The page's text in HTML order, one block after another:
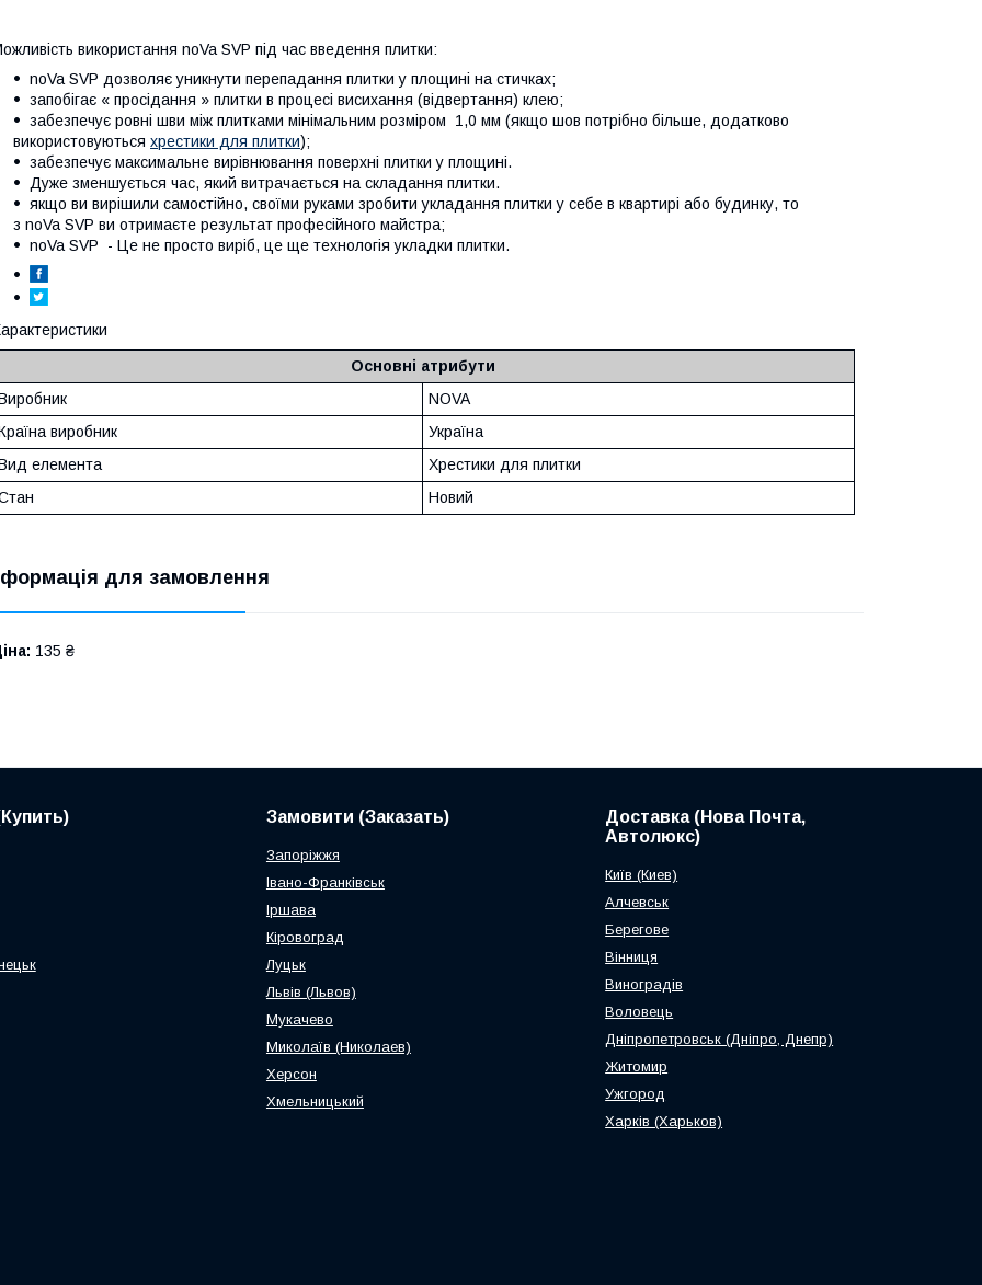
використання noVa SVP під час введення плитки:
noVa SVP дозволяє уникнути перепадання плитки у площині на стичках;
запобігає « просідання » плитки в процесі висихання (відвертання) клею;
забезпечує ровні шви між плитками мінімальним розміром 1,0 мм (якщо шов потрібно більше, додатково
використовуються хрестики для плитки);
забезпечує максимальне вирівнювання поверхні плитки у площині.
Дуже зменшується час, який витрачається на складання плитки.
якщо ви вирішили самостійно, своїми руками зробити укладання плитки у себе в квартирі або будинку, то
з noVa SVP ви отримаєте результат професійного майстра;
noVa SVP - Це не просто виріб, це ще технологія укладки плитки.
Основні атрибути
NOVA
виробник
Україна
елемента
Хрестики для плитки
Новий
для замовлення
135 ₴
Замовити (Заказать)
Запоріжжя
Івано-Франківськ
Іршава
Кіровоград
Луцьк
Львів (Львов)
Мукачево
Миколаїв (Николаев)
Херсон
Хмельницький
Доставка (Нова Почта,
Автолюкс)
Київ (Киев)
Алчевськ
Берегове
Вінниця
Виноградів
Воловець
Дніпропетровськ (Дніпро, Днепр)
Житомир
Ужгород
Харків (Харьков)